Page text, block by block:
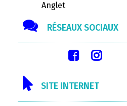
Anglet
RÉSEAUX SOCIAUX
SITE INTERNET